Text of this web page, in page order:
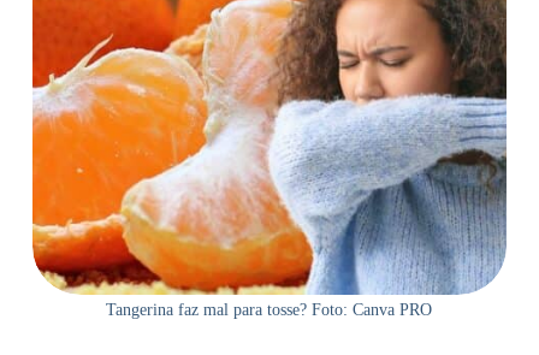
Tangerina faz mal para tosse? Foto: Canva PRO